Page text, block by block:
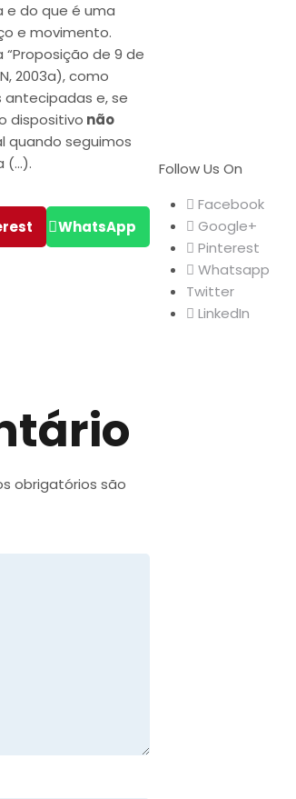
e do que é uma
e movimento.
de 9 de
2003a), como
e, se
dispositivo não
quando seguimos
(…).
WhatsApp
obrigatórios são
Follow Us On
Facebook
Google+
Pinterest
Whatsapp
Twitter
LinkedIn